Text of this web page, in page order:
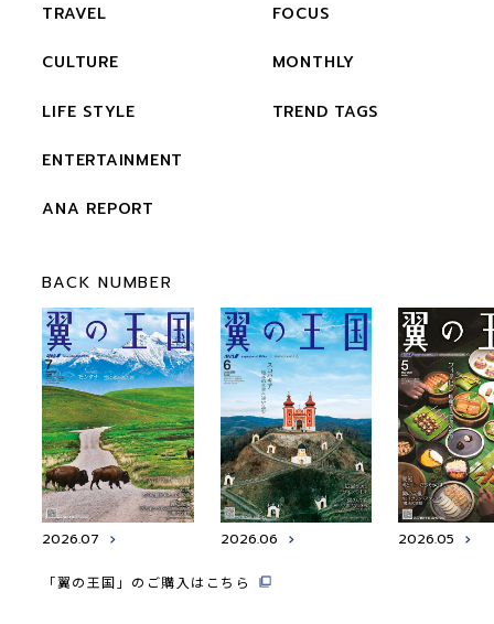
TRAVEL
CULTURE
LIFE STYLE
ENTERTAINMENT
ANA REPORT
FOCUS
MONTHLY
TREND TAGS
BACK NUMBER
2026.07 2026.06 2026.05
「翼の王国」のご購入はこちら